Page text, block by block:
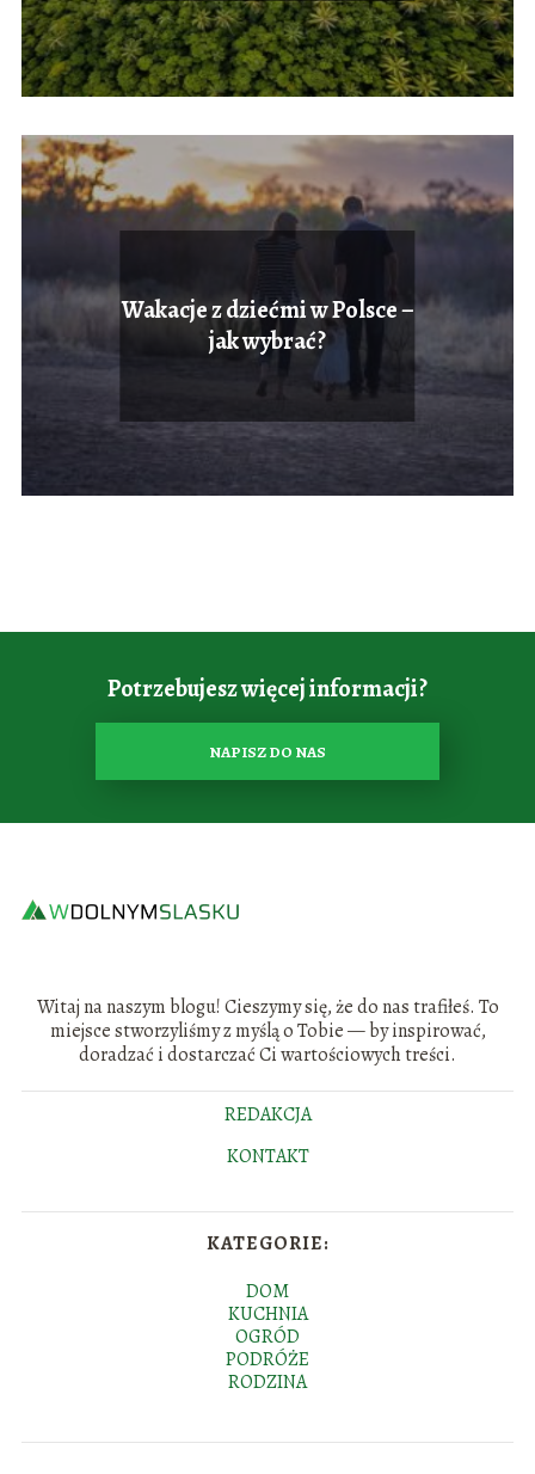
Wakacje z dziećmi w Polsce –
jak wybrać?
Potrzebujesz więcej informacji?
NAPISZ DO NAS
Witaj na naszym blogu! Cieszymy się, że do nas trafiłeś. To
miejsce stworzyliśmy z myślą o Tobie — by inspirować,
doradzać i dostarczać Ci wartościowych treści.
REDAKCJA
KONTAKT
KATEGORIE:
DOM
KUCHNIA
OGRÓD
PODRÓŻE
RODZINA